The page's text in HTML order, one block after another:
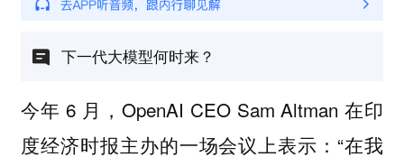
下一代大模型何时来？
今年 6 月，OpenAI CEO Sam Altman 在印
度经济时报主办的一场会议上表示：“在我